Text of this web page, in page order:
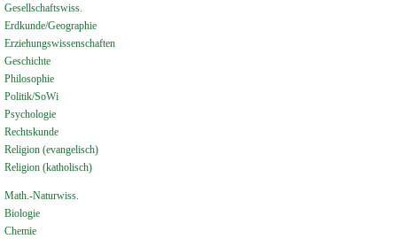
Gesellschaftswiss.
Erdkunde/Geographie
Erziehungswissenschaften
Geschichte
Philosophie
Politik/SoWi
Psychologie
Rechtskunde
Religion (evangelisch)
Religion (katholisch)
Math.-Naturwiss.
Biologie
Chemie